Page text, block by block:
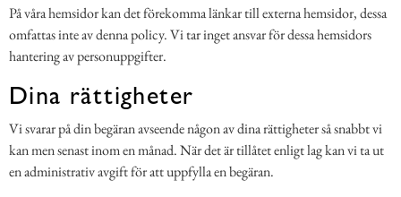
På våra hemsidor kan det förekomma länkar till externa hemsidor, dessa
omfattas inte av denna policy. Vi tar inget ansvar för dessa hemsidors
hantering av personuppgifter.
Dina rättigheter
Vi svarar på din begäran avseende någon av dina rättigheter så snabbt vi
kan men senast inom en månad. När det är tillåtet enligt lag kan vi ta ut
en administrativ avgift för att uppfylla en begäran.